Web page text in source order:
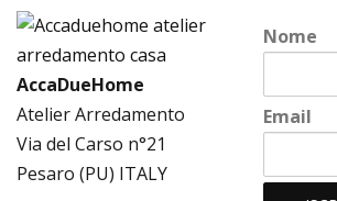
AccaDueHome
Atelier Arredamento
Via del Carso n°21
Pesaro (PU) ITALY
Nome
Email